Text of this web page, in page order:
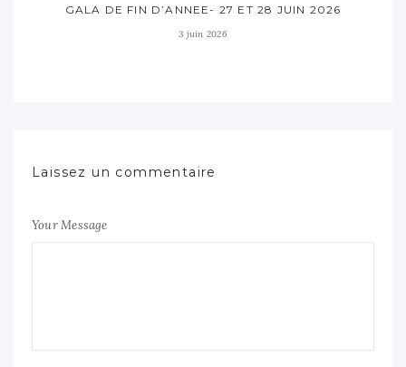
GALA DE FIN D’ANNEE- 27 ET 28 JUIN 2026
3 juin 2026
Laissez un commentaire
Your Message